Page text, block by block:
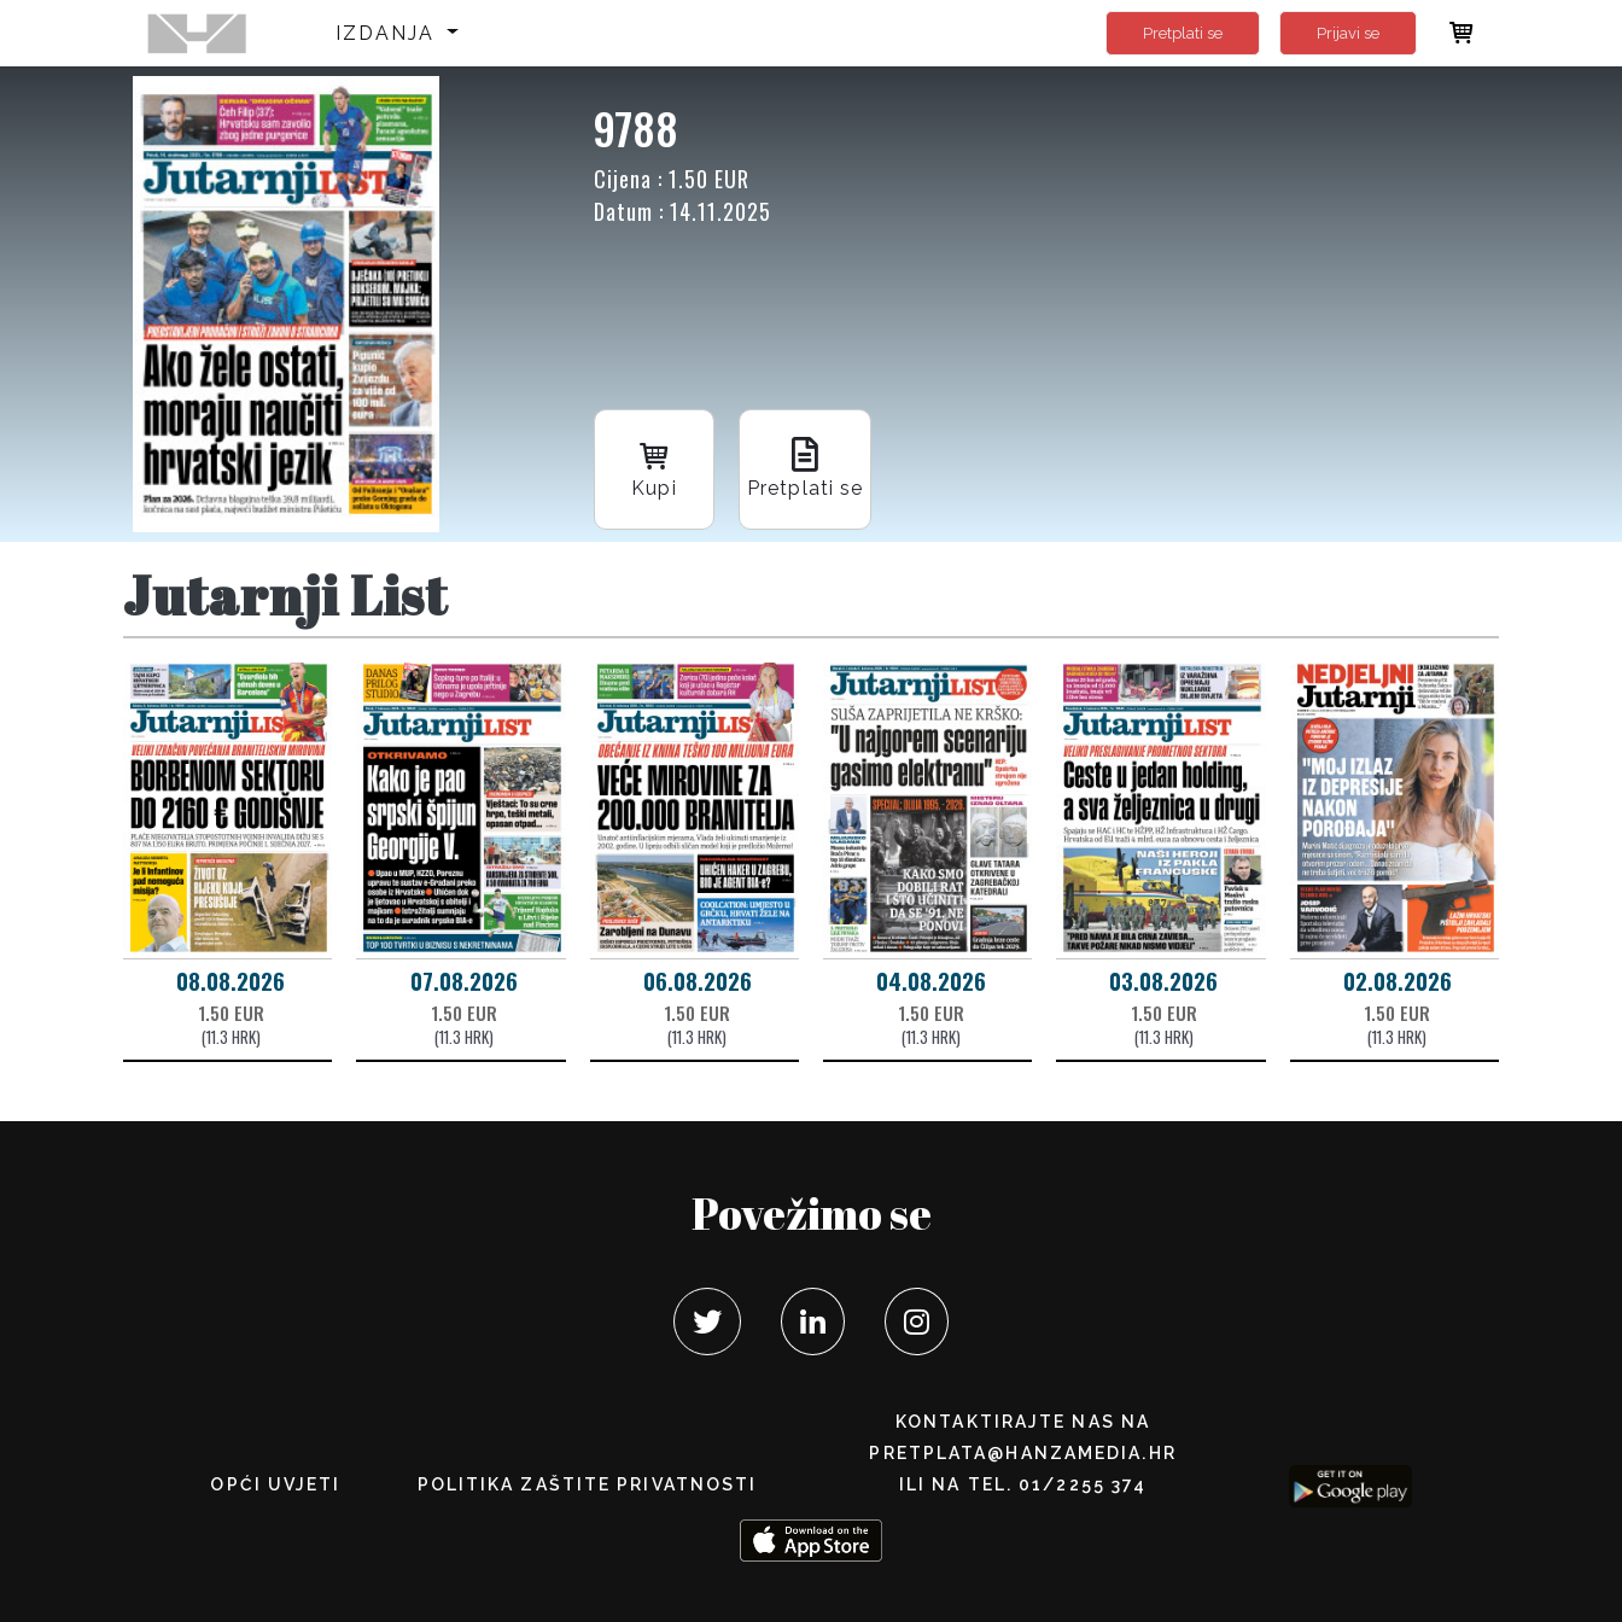
IZDANJA Pretplati se Prijavi se
9788
Cijena : 1.50 EUR
Datum : 14.11.2025
Kupi Pretplati se
Jutarnji List
08.08.2026
1.50 EUR
(11.3 HRK)
07.08.2026
1.50 EUR
(11.3 HRK)
06.08.2026
1.50 EUR
(11.3 HRK)
04.08.2026
1.50 EUR
(11.3 HRK)
03.08.2026
1.50 EUR
(11.3 HRK)
02.08.2026
1.50 EUR
(11.3 HRK)
Povežimo se
OPĆI UVJETI POLITIKA ZAŠTITE PRIVATNOSTI
KONTAKTIRAJTE NAS NA
PRETPLATA@HANZAMEDIA.HR
ILI NA TEL. 01/2255 374